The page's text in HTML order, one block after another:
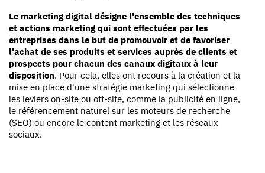
Le marketing digital désigne l'ensemble des techniques
et actions marketing qui sont effectuées par les
entreprises dans le but de promouvoir et de favoriser
l'achat de ses produits et services auprès de clients et
prospects pour chacun des canaux digitaux à leur
disposition. Pour cela, elles ont recours à la création et la
mise en place d'une stratégie marketing qui sélectionne
les leviers on-site ou off-site, comme la publicité en ligne,
le référencement naturel sur les moteurs de recherche
(SEO) ou encore le content marketing et les réseaux
sociaux.